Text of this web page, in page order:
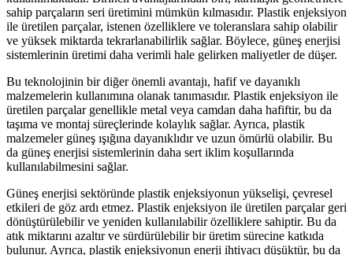
sahip parçaların seri üretimini mümkün kılmasıdır. Plastik enjeksiyon
ile üretilen parçalar, istenen özelliklere ve toleranslara sahip olabilir
ve yüksek miktarda tekrarlanabilirlik sağlar. Böylece, güneş enerjisi
sistemlerinin üretimi daha verimli hale gelirken maliyetler de düşer.
Bu teknolojinin bir diğer önemli avantajı, hafif ve dayanıklı
malzemelerin kullanımına olanak tanımasıdır. Plastik enjeksiyon ile
üretilen parçalar genellikle metal veya camdan daha hafiftir, bu da
taşıma ve montaj süreçlerinde kolaylık sağlar. Ayrıca, plastik
malzemeler güneş ışığına dayanıklıdır ve uzun ömürlü olabilir. Bu
da güneş enerjisi sistemlerinin daha sert iklim koşullarında
kullanılabilmesini sağlar.
Güneş enerjisi sektöründe plastik enjeksiyonun yükselişi, çevresel
etkileri de göz ardı etmez. Plastik enjeksiyon ile üretilen parçalar geri
dönüştürülebilir ve yeniden kullanılabilir özelliklere sahiptir. Bu da
atık miktarını azaltır ve sürdürülebilir bir üretim sürecine katkıda
bulunur. Ayrıca, plastik enjeksiyonun enerji ihtiyacı düşüktür, bu da